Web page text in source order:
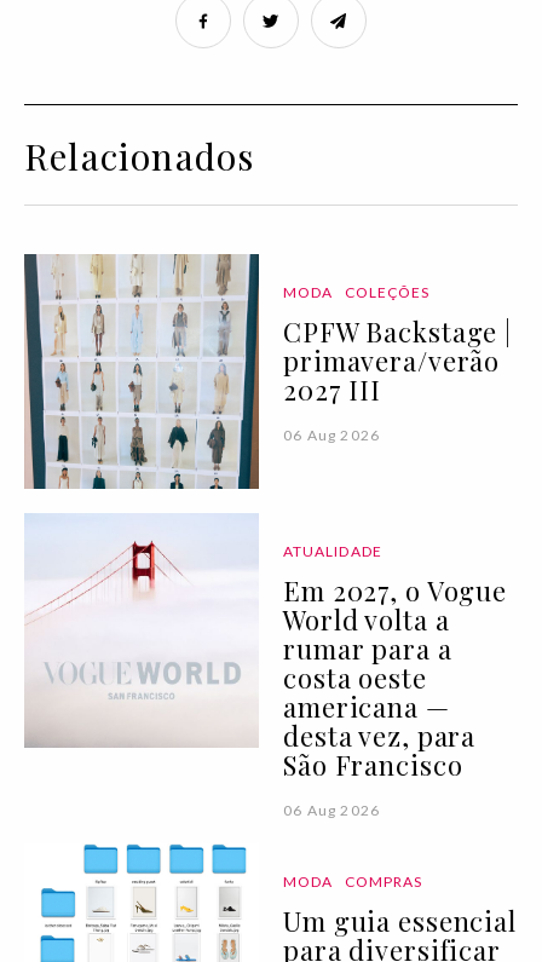
Relacionados
MODA COLEÇÕES
CPFW Backstage |
primavera/verão
2027 III
06 Aug 2026
ATUALIDADE
Em 2027, o Vogue
World volta a
rumar para a
costa oeste
americana —
desta vez, para
São Francisco
06 Aug 2026
MODA COMPRAS
Um guia essencial
para diversificar